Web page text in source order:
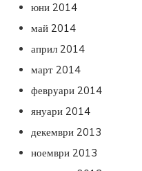
юни 2014
май 2014
април 2014
март 2014
февруари 2014
януари 2014
декември 2013
ноември 2013